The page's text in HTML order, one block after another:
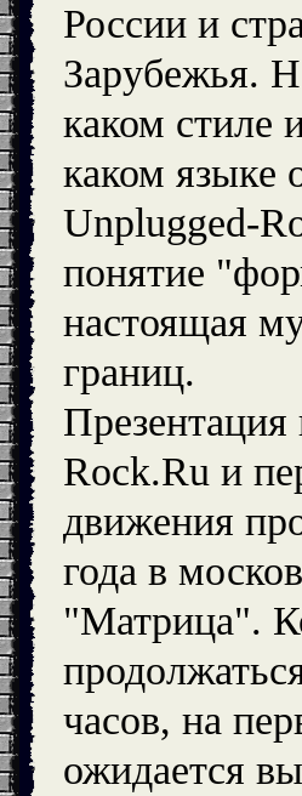
России и
Зарубежья.
каком стиле
каком языке
Unplugged-
понятие
настоящая
границ.
Rock.Ru и
движения
года в
"Матрица".
часов, на
ожидается